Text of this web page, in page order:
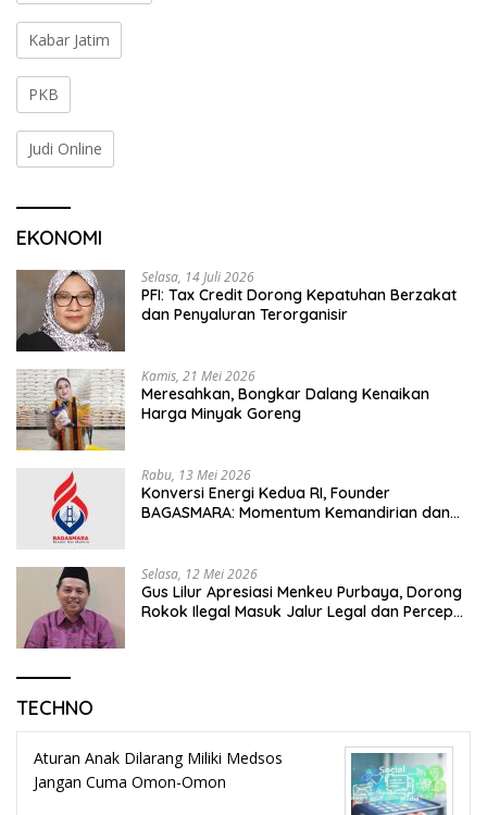
Kabar Jatim
PKB
Judi Online
EKONOMI
Selasa, 14 Juli 2026
PFI: Tax Credit Dorong Kepatuhan Berzakat
dan Penyaluran Terorganisir
Kamis, 21 Mei 2026
Meresahkan, Bongkar Dalang Kenaikan
Harga Minyak Goreng
Rabu, 13 Mei 2026
Konversi Energi Kedua RI, Founder
BAGASMARA: Momentum Kemandirian dan
Selasa, 12 Mei 2026
Gus Lilur Apresiasi Menkeu Purbaya, Dorong
Rokok Ilegal Masuk Jalur Legal dan Percepat
TECHNO
Aturan Anak Dilarang Miliki Medsos
Jangan Cuma Omon-Omon